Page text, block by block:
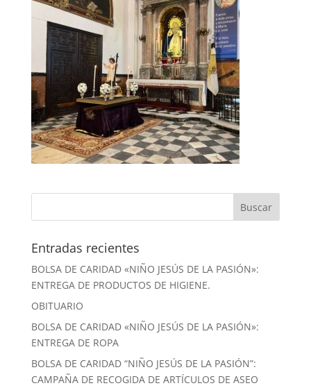
Entradas recientes
BOLSA DE CARIDAD «NIÑO JESÚS DE LA PASIÓN»:
ENTREGA DE PRODUCTOS DE HIGIENE.
OBITUARIO
BOLSA DE CARIDAD «NIÑO JESÚS DE LA PASIÓN»:
ENTREGA DE ROPA
BOLSA DE CARIDAD “NIÑO JESÚS DE LA PASIÓN”:
CAMPAÑA DE RECOGIDA DE ARTÍCULOS DE ASEO